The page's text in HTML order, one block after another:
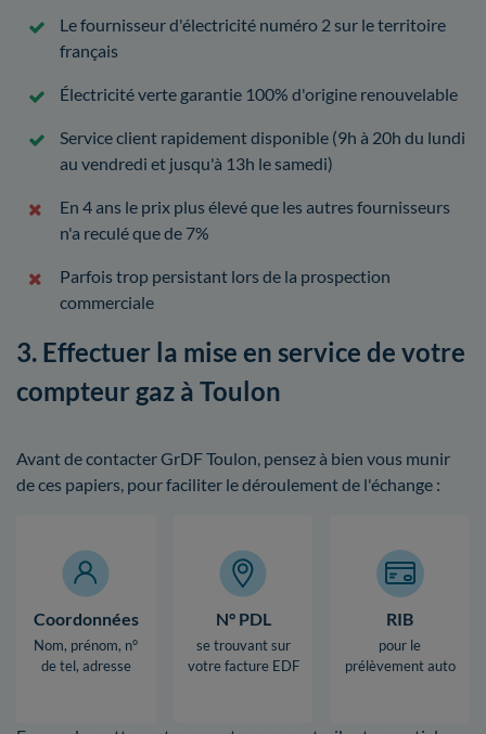
Le fournisseur d'électricité numéro 2 sur le territoire
français
Électricité verte garantie 100% d'origine renouvelable
Service client rapidement disponible (9h à 20h du lundi
au vendredi et jusqu'à 13h le samedi)
En 4 ans le prix plus élevé que les autres fournisseurs
n'a reculé que de 7%
Parfois trop persistant lors de la prospection
commerciale
3. Effectuer la mise en service de votre
compteur gaz à Toulon
Avant de contacter GrDF Toulon, pensez à bien vous munir
de ces papiers, pour faciliter le déroulement de l'échange :
Coordonnées
Nom, prénom, n°
de tel, adresse
N° PDL
se trouvant sur
votre facture EDF
RIB
pour le
prélèvement auto